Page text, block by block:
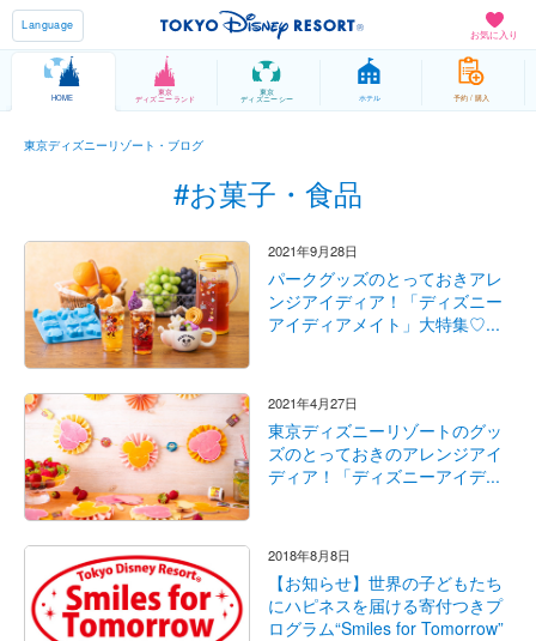
お気に入り
Language
HOME
東京
ディズニーランド
東京
ディズニーシー ホテル 予約 / 購入
東京ディズニーリゾート・ブログ
#お菓子・食品
2021年9月28日
パークグッズのとっておきアレ
ンジアイディア！「ディズニー
アイディアメイト」大特集♡...
2021年4月27日
東京ディズニーリゾートのグッ
ズのとっておきのアレンジアイ
ディア！「ディズニーアイデ...
2018年8月8日
【お知らせ】世界の子どもたち
にハピネスを届ける寄付つきプ
ログラム“Smiles for Tomorrow”